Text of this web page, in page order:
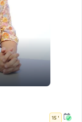
15 '